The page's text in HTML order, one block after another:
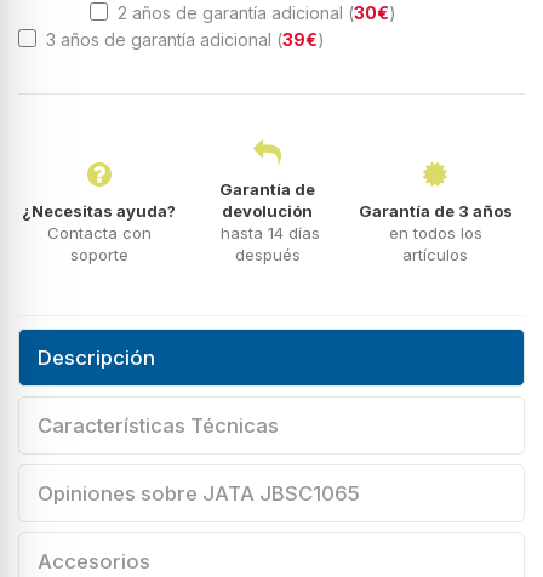
2 años de garantía adicional (30€)
3 años de garantía adicional (39€)
¿Necesitas ayuda?
Contacta con
soporte
Garantía de
devolución
hasta 14 días
después
Garantía de 3 años
en todos los
artículos
Descripción
Características Técnicas
Opiniones sobre JATA JBSC1065
Accesorios